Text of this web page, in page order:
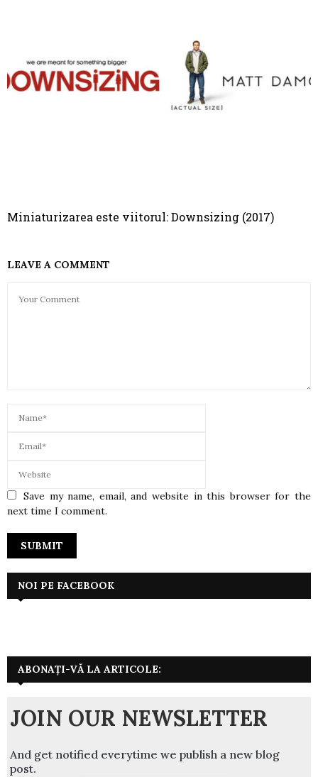
Miniaturizarea este viitorul: Downsizing (2017)
LEAVE A COMMENT
Save my name, email, and website in this browser for the
next time I comment.
NOI PE FACEBOOK
ABONAȚI-VĂ LA ARTICOLE:
JOIN OUR NEWSLETTER
And get notified everytime we publish a new blog
post.